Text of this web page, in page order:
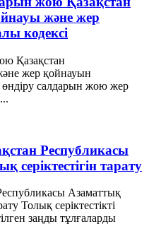
және жер
кодексі
Қазақстан
жер қойнауын
өндіру салдарын жою жер
Республикасы
серіктестігін тарату
Азаматтық
Толық серіктестікті
заңды тұлғаларды